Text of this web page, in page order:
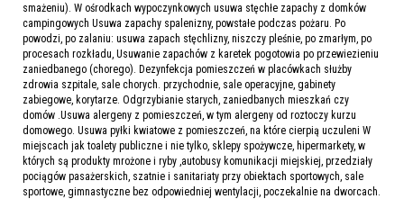
smażeniu). W ośrodkach wypoczynkowych usuwa stęchłe zapachy z domków
campingowych Usuwa zapachy spalenizny, powstałe podczas pożaru. Po
powodzi, po zalaniu: usuwa zapach stęchlizny, niszczy pleśnie, po zmarłym, po
procesach rozkładu, Usuwanie zapachów z karetek pogotowia po przewiezieniu
zaniedbanego (chorego). Dezynfekcja pomieszczeń w placówkach służby
zdrowia szpitale, sale chorych. przychodnie, sale operacyjne, gabinety
zabiegowe, korytarze. Odgrzybianie starych, zaniedbanych mieszkań czy
domów .Usuwa alergeny z pomieszczeń, w tym alergeny od roztoczy kurzu
domowego. Usuwa pyłki kwiatowe z pomieszczeń, na które cierpią uczuleni W
miejscach jak toalety publiczne i nie tylko, sklepy spożywcze, hipermarkety, w
których są produkty mrożone i ryby ,autobusy komunikacji miejskiej, przedziały
pociągów pasażerskich, szatnie i sanitariaty przy obiektach sportowych, sale
sportowe, gimnastyczne bez odpowiedniej wentylacji, poczekalnie na dworcach.